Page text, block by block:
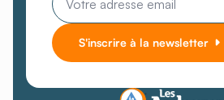
S'inscrire à la newsletter